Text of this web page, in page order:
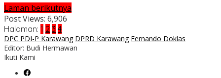
Laman berikutnya
Post Views: 6,906
Halaman: 1 2 3 4
DPC PDI-P Karawang DPRD Karawang Fernando Doklas
Editor: Budi Hermawan
Ikuti Kami